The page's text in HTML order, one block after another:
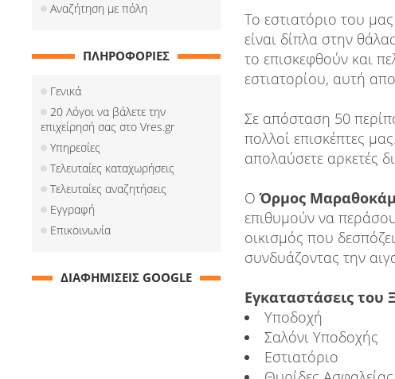
Τo εστιατόριο του
είναι δίπλα στην
το επισκεφθούν και
εστιατορίου, αυτή
Σε απόσταση 50
πολλοί επισκέπτες
απολαύσετε αρκετές
ΟΌρμος
επιθυμούν να
οικισμός που
συνδυάζοντας την
Εγκαταστάσεις του
Υποδοχή
Σαλόνι Υποδοχής
Εστιατόριο
Αναζήτηση με πόλη
ΠΛΗΡΟΦΟΡΙΕΣ
Γενικά
20 Λόγοι να βάλετε την
επιχείρησή σας στο Vres.gr
Υπηρεσίες
Τελευταίες καταχωρήσεις
Τελευταίες αναζητήσεις
Εγγραφή
Επικοινωνία
ΔΙΑΦΗΜΙΣΕΙΣ GOOGLE